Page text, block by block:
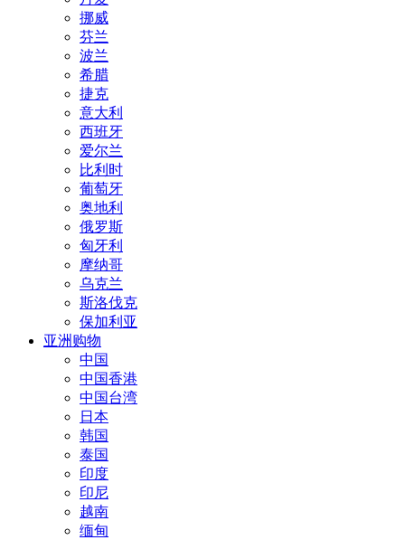
挪威
芬兰
波兰
希腊
捷克
意大利
西班牙
爱尔兰
比利时
葡萄牙
奥地利
俄罗斯
匈牙利
摩纳哥
乌克兰
斯洛伐克
保加利亚
亚洲购物
中国
中国香港
中国台湾
日本
韩国
泰国
印度
印尼
越南
缅甸